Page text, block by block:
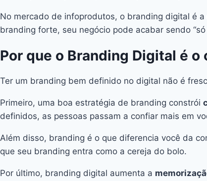
No mercado de infoprodutos, o branding digital é
branding forte, seu negócio pode acabar sendo
Por que o Branding Digital é
Ter um branding bem definido no digital não é
Primeiro, uma boa estratégia de branding constrói
definidos, as pessoas passam a confiar mais em
Além disso, branding é o que diferencia você da
que seu branding entra como a cereja do bolo.
Por último, branding digital aumenta a